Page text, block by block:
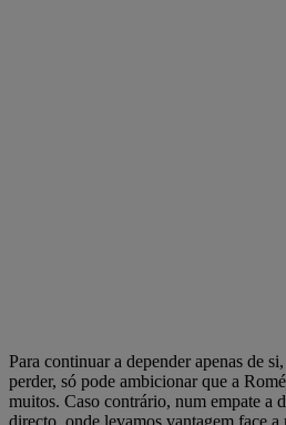
Para continuar a depender apenas de
perder, só pode ambicionar que a
muitos. Caso contrário, num empate a
directo, onde levamos vantagem face a